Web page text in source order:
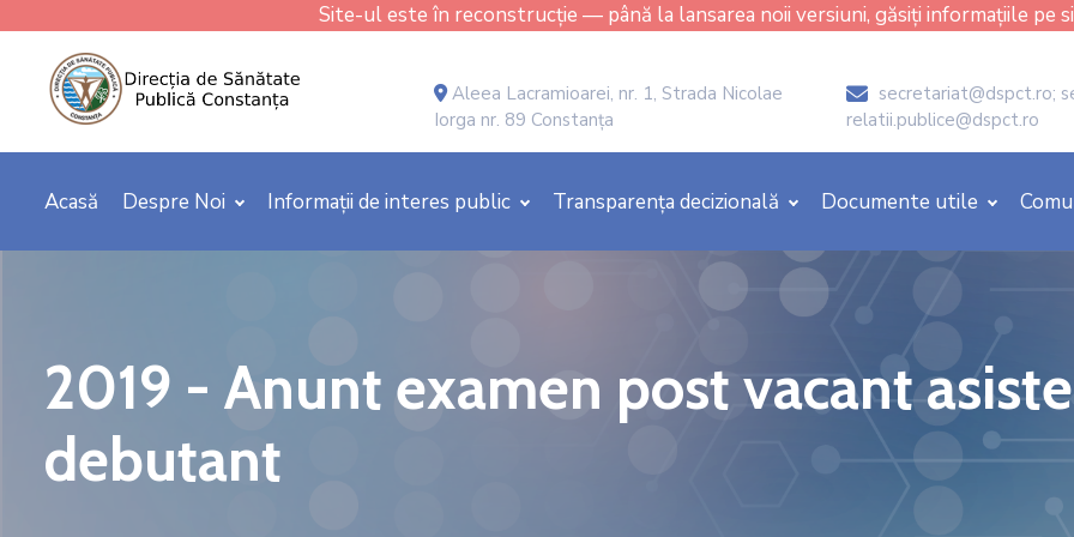
Site-ul este în reconstrucție — până la lansarea noii versiuni, găsiți informațiile pe
Aleea Lacramioarei, nr. 1, Strada Nicolae
Iorga nr. 89 Constanța
icon
secretariat@dspct.ro;
relatii.publice@dspct.ro
Acasă Despre Noi Informații de interes public Transparența decizională Documente utile
2019 - Anunt examen post vacant
debutant